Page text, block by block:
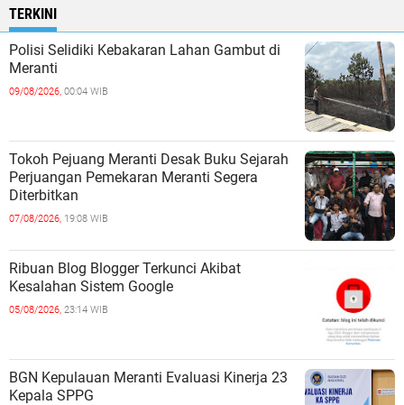
TERKINI
Polisi Selidiki Kebakaran Lahan Gambut di
Meranti
09/08/2026, 00:04 WIB
Tokoh Pejuang Meranti Desak Buku Sejarah
Perjuangan Pemekaran Meranti Segera
Diterbitkan
07/08/2026, 19:08 WIB
Ribuan Blog Blogger Terkunci Akibat
Kesalahan Sistem Google
05/08/2026, 23:14 WIB
BGN Kepulauan Meranti Evaluasi Kinerja 23
Kepala SPPG